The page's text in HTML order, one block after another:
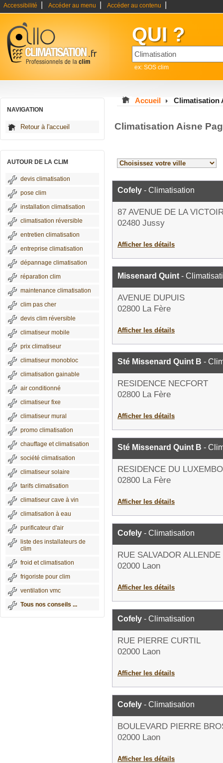
Accessibilité Accéder au menu Accéder au contenu
QUI ?
ex: SOS clim
NAVIGATION
Retour à l'accueil
AUTOUR DE LA CLIM
devis climatisation
pose clim
installation climatisation
climatisation réversible
entretien climatisation
entreprise climatisation
dépannage climatisation
réparation clim
maintenance climatisation
clim pas cher
devis clim réversible
climatiseur mobile
prix climatiseur
climatiseur monobloc
climatisation gainable
air conditionné
climatiseur fixe
climatiseur mural
promo climatisation
chauffage et climatisation
société climatisation
climatiseur solaire
tarifs climatisation
climatiseur cave à vin
climatisation à eau
purificateur d'air
liste des installateurs de
clim
froid et climatisation
frigoriste pour clim
ventilation vmc
Tous nos conseils ...
Accueil Climatisation
Climatisation Aisne
Cofely - Climatisation
87 AVENUE DE LA
02480 Jussy
Afficher les détails
Missenard Quint -
AVENUE DUPUIS
02800 La Fère
Afficher les détails
Sté Missenard Quint B -
RESIDENCE NECFORT
02800 La Fère
Afficher les détails
Sté Missenard Quint B -
RESIDENCE DU
02800 La Fère
Afficher les détails
Cofely - Climatisation
RUE SALVADOR ALLENDE
02000 Laon
Afficher les détails
Cofely - Climatisation
RUE PIERRE CURTIL
02000 Laon
Afficher les détails
Cofely - Climatisation
BOULEVARD PIERRE
02000 Laon
Afficher les détails